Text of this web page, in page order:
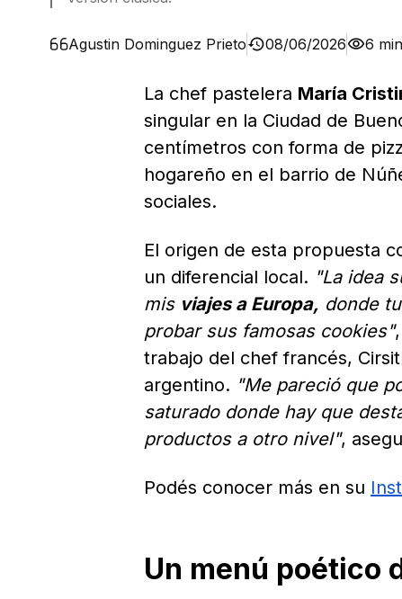
Agustin Dominguez Prieto 08/06/2026 6 min
La chef pastelera María
singular en la Ciudad de
centímetros con forma de
hogareño en el barrio de
sociales.
El origen de esta propuesta
un diferencial local. "La idea
mis viajes a Europa, donde
probar sus famosas cookies"
trabajo del chef francés,
argentino. "Me pareció que
saturado donde hay que
productos a otro nivel",
Podés conocer más en su
Un menú poético